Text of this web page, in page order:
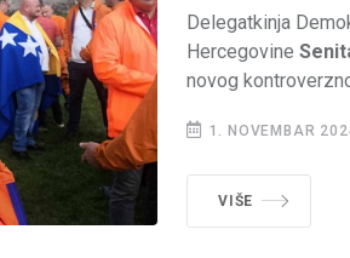
Delegatkinja
Hercegovine
novog
1. NOVEMBAR
VIŠE